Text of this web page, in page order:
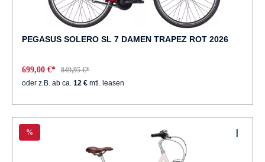
PEGASUS SOLERO SL 7 DAMEN TRAPEZ ROT 2026
699,00 €*
849,95 €*
oder z.B. ab ca. 12 € mtl. leasen
%